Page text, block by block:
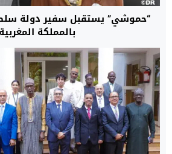
“حموشي” يستقبل سفير دولة
بالمملكة المغربية